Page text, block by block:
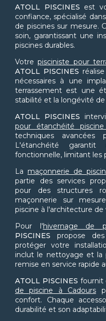
ATOLL PISCINES est
confiance, spécialisé
de piscines sur mesure.
soin, garantissant une
piscines durables.
Votrepisciniste pour
ATOLL PISCINES
nécessaires à une
terrassement est une
stabilité et la longévité
ATOLL PISCINES
pour étanchéité
techniques
L'étanchéité garantit
fonctionnelle, limitant les
La maçonnerie de
partie des services
pour des structures
maçonnerie sur
piscine à l'architecture de
Pour l'hivernage de
PISCINES propose
protéger votre
inclut le nettoyage et la
remise en service rapide
ATOLL PISCINES fournit
de piscine à Cadours
confort. Chaque
durabilité et son